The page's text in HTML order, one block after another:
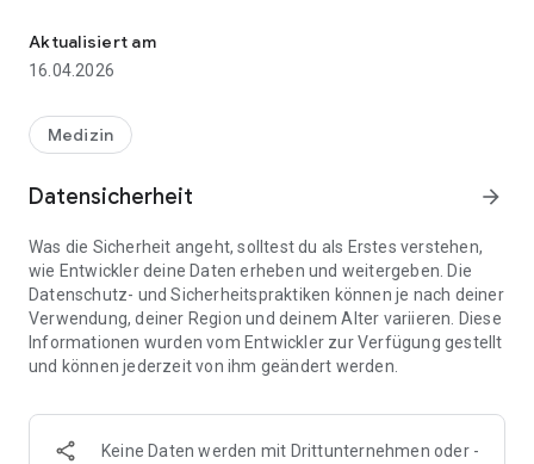
Aktualisiert am
16.04.2026
Medizin
Datensicherheit arrow_forward
Was die Sicherheit angeht, solltest du als Erstes verstehen,
wie Entwickler deine Daten erheben und weitergeben. Die
Datenschutz- und Sicherheitspraktiken können je nach deiner
Verwendung, deiner Region und deinem Alter variieren. Diese
Informationen wurden vom Entwickler zur Verfügung gestellt
und können jederzeit von ihm geändert werden.
Keine Daten werden mit Drittunternehmen oder -